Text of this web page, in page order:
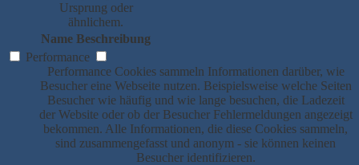
Ursprung oder
ähnlichem.
Name Beschreibung
Performance
Performance Cookies sammeln Informationen darüber, wie
Besucher eine Webseite nutzen. Beispielsweise welche Seiten
Besucher wie häufig und wie lange besuchen, die Ladezeit
der Website oder ob der Besucher Fehlermeldungen angezeigt
bekommen. Alle Informationen, die diese Cookies sammeln,
sind zusammengefasst und anonym - sie können keinen
Besucher identifizieren.